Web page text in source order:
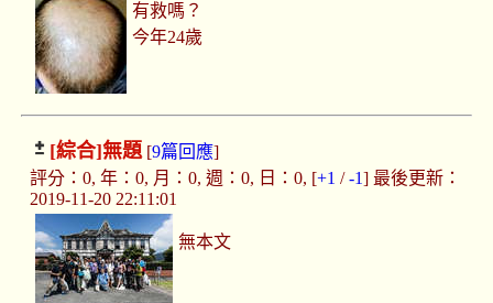
有救嗎？
今年24歲
[綜合]無題[9篇回應]
評分：0, 年：0, 月：0, 週：0, 日：0, [+1 /-1] 最後更新：
2019-11-20 22:11:01
無本文